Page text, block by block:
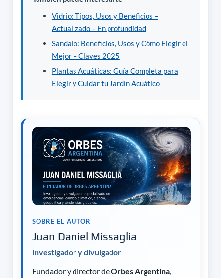
Vidrio: Tipos, Usos y Beneficios –
Actualizado – En profundidad
Sandalo: Beneficios, Usos y Cómo Elegir el
Mejor – Claves 2025
Plantas Acuáticas: Guía Completa para
Elegir y Cuidar tu Jardín Acuático
SOBRE EL AUTOR
Juan Daniel Missaglia
Investigador y divulgador
Fundador y director deOrbes Argentina,